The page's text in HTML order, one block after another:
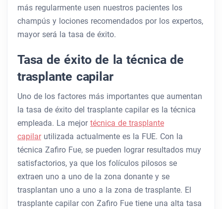
más regularmente usen nuestros pacientes los
champús y lociones recomendados por los expertos,
mayor será la tasa de éxito.
Tasa de éxito de la técnica de
trasplante capilar
Uno de los factores más importantes que aumentan
la tasa de éxito del trasplante capilar es la técnica
empleada. La mejor técnica de trasplante
capilarutilizada actualmente es la FUE. Con la
técnica Zafiro Fue, se pueden lograr resultados muy
satisfactorios, ya que los folículos pilosos se
extraen uno a uno de la zona donante y se
trasplantan uno a uno a la zona de trasplante. El
trasplante capilar con Zafiro Fue tiene una alta tasa